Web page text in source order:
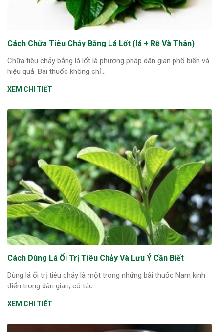
Cách Chữa Tiêu Chảy Bằng Lá Lốt (lá + Rễ Và Thân)
Chữa tiêu chảy bằng lá lốt là phương pháp dân gian phổ biến và
hiệu quả. Bài thuốc không chỉ...
XEM CHI TIẾT
Cách Dùng Lá Ổi Trị Tiêu Chảy Và Lưu Ý Cần Biết
Dùng lá ổi trị tiêu chảy là một trong những bài thuốc Nam kinh
điển trong dân gian, có tác...
XEM CHI TIẾT